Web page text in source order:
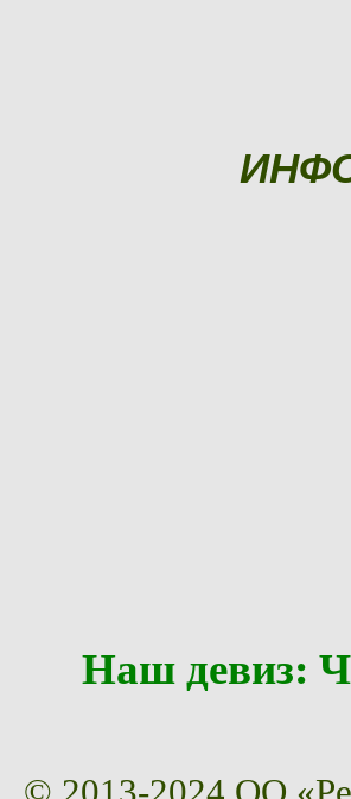
Наш девиз: